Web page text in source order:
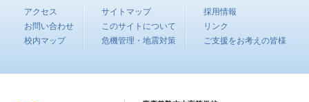
アクセス
お問い合わせ
校内マップ
サイトマップ
このサイトについて
危機管理・地震対策
採用情報
リンク
ご支援をお考えの皆様